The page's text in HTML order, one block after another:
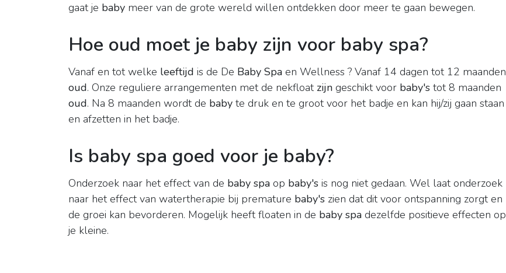
gaat je baby meer van de grote wereld willen ontdekken door meer te gaan bewegen.
Hoe oud moet je baby zijn voor baby spa?
Vanaf en tot welke leeftijd is de De Baby Spa en Wellness ? Vanaf 14 dagen tot 12 maanden
oud. Onze reguliere arrangementen met de nekfloat zijn geschikt voor baby's tot 8 maanden
oud. Na 8 maanden wordt de baby te druk en te groot voor het badje en kan hij/zij gaan staan
en afzetten in het badje.
Is baby spa goed voor je baby?
Onderzoek naar het effect van de baby spa op baby's is nog niet gedaan. Wel laat onderzoek
naar het effect van watertherapie bij premature baby's zien dat dit voor ontspanning zorgt en
de groei kan bevorderen. Mogelijk heeft floaten in de baby spa dezelfde positieve effecten op
je kleine.